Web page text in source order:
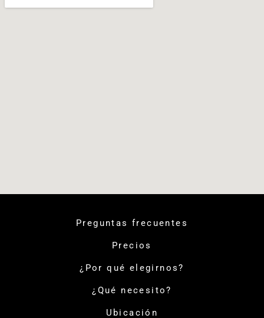
Preguntas frecuentes
Precios
¿Por qué elegirnos?
¿Qué necesito?
Ubicación